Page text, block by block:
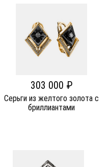
303 000 ₽
Серьги из желтого золота c
бриллиантами